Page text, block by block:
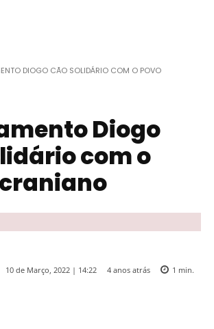
DIOGO CÃO SOLIDÁRIO COM O POVO
Diogo
com o
10 de Março, 2022 | 14:22 4 anos atrás 1 min.